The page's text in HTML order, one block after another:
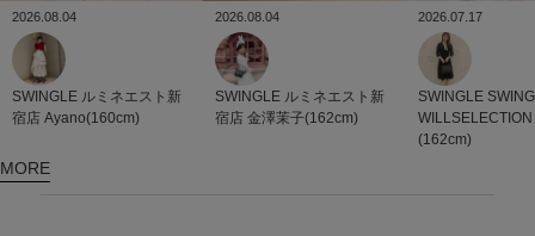
2026.08.04
SWINGLE ルミネエスト新
宿店 Ayano(160cm)
2026.08.04
SWINGLE ルミネエスト新
宿店 金澤茉子(162cm)
2026.07.17
SWINGLE
WILLSELECTION
(162cm)
MORE